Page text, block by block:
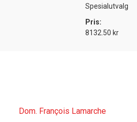
Spesialutvalg
Pris:
8132.50 kr
Dom. François Lamarche